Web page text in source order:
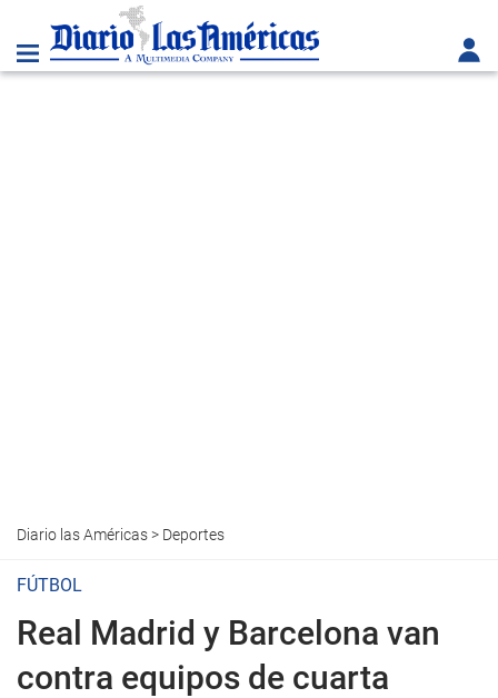
Diario las Américas> Deportes
FÚTBOL
Real Madrid y Barcelona van
contra equipos de cuarta